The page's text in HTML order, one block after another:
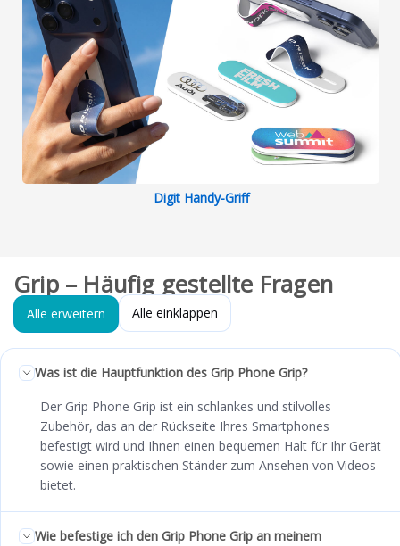
Digit Handy-Griff
Grip – Häufig gestellte Fragen
Alle erweitern Alle einklappen
Was ist die Hauptfunktion des Grip Phone Grip?
Der Grip Phone Grip ist ein schlankes und stilvolles
Zubehör, das an der Rückseite Ihres Smartphones
befestigt wird und Ihnen einen bequemen Halt für Ihr Gerät
sowie einen praktischen Ständer zum Ansehen von Videos
bietet.
Wie befestige ich den Grip Phone Grip an meinem